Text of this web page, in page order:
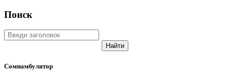
Поиск
Найти
Сомнамбулятор